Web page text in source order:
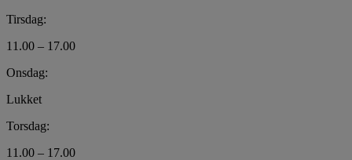
Tirsdag:
11.00 – 17.00
Onsdag:
Lukket
Torsdag:
11.00 – 17.00